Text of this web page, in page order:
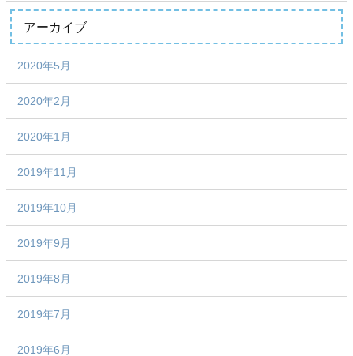
アーカイブ
2020年5月
2020年2月
2020年1月
2019年11月
2019年10月
2019年9月
2019年8月
2019年7月
2019年6月